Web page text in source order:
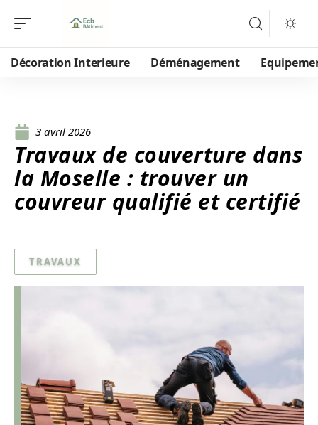
Décoration Interieure Déménagement
3 avril 2026
Travaux de couverture dans
la Moselle : trouver un
couvreur qualifié et certifié
TRAVAUX